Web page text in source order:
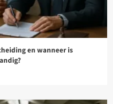
en wanneer is